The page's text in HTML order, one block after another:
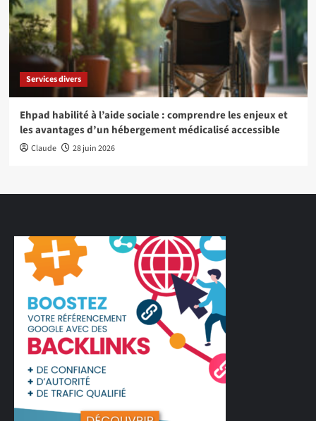
Services divers
Ehpad habilité à l’aide sociale : comprendre les enjeux et
les avantages d’un hébergement médicalisé accessible
Claude 28 juin 2026